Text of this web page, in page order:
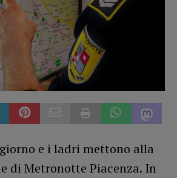
e i ladri mettono alla
di Metronotte Piacenza. In